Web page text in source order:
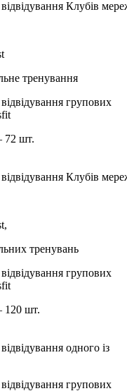
Клубів
тренування
групових
шт.
Клубів
тренувань
групових
шт.
одного із
групових